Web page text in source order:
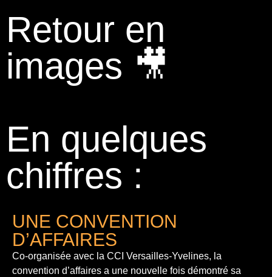
Retour en
images 🎥
En quelques
chiffres :
UNE CONVENTION
D’AFFAIRES
Co-organisée avec la CCI Versailles-Yvelines, la
convention d’affaires a une nouvelle fois démontré sa